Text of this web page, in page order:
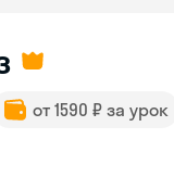
от 1590 ₽ за урок